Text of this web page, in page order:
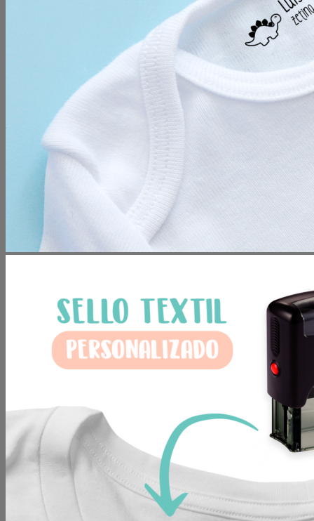
No hay productos en el carrito.